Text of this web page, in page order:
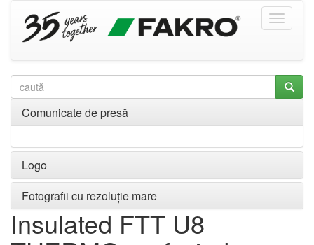
Comunicate de presă
Logo
Fotografii cu rezoluție mare
Insulated FTT U8